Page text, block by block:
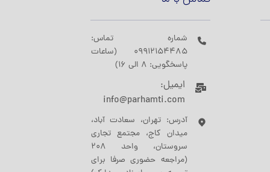
شماره تماس:
09912154485 (ساعات
پاسخگویی: 8 الی 16)
ایمیل:
info@parhamti.com
آدرس: تهران، سعادت آباد،
میدان کاج، مجتمع تجاری
سروستان، واحد 208
(مراجعه حضوری صرفا برای